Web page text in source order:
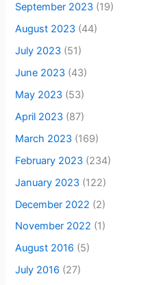
September 2023 (19)
August 2023 (44)
July 2023 (51)
June 2023 (43)
May 2023 (53)
April 2023 (87)
March 2023 (169)
February 2023 (234)
January 2023 (122)
December 2022 (2)
November 2022 (1)
August 2016 (5)
July 2016 (27)